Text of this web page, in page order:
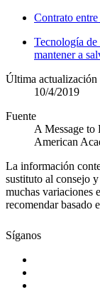
Contrato
Tecnología de
mantener a
Última actualización
10/4/2019
Fuente
A Message
American
La información
sustituto al consejo
muchas variaciones
recomendar basado
Síganos